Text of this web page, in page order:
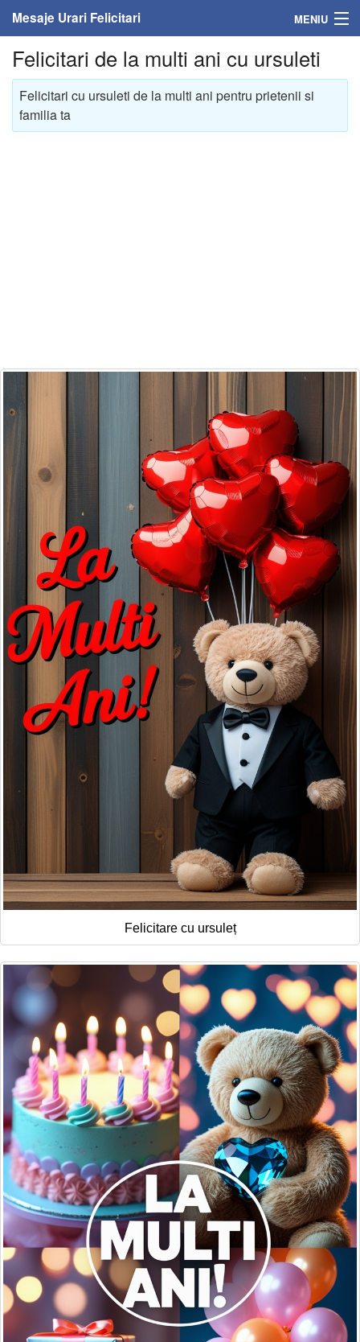
Mesaje Urari Felicitari MENIU
Home
Mesaje
Felicitari
Felicitari zile saptamana
Felicitari muzicale personalizate
Felicitari animate
Invitatii personalizate
Conecteaza-te
Felicitari de la multi ani cu ursuleti
Felicitari cu ursuleti de la multi ani pentru prietenii si
familia ta
Felicitare cu ursuleț